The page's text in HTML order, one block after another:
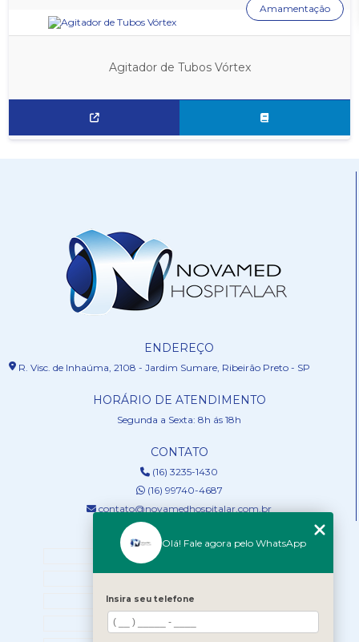
Agitador de Tubos Vórtex
Amamentação
ENDEREÇO
R. Visc. de Inhaúma, 2108 - Jardim Sumare, Ribeirão Preto - SP
HORÁRIO DE ATENDIMENTO
Segunda a Sexta: 8h ás 18h
CONTATO
(16) 3235-1430
(16) 99740-4687
contato@novamedhospitalar.com.br
MENU
SERVIÇOS
NOSSOS PRODUTOS
Olá! Fale agora pelo WhatsApp
Insira seu telefone